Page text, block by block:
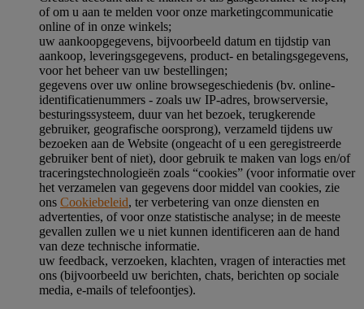
of om u aan te melden voor onze marketingcommunicatie
online of in onze winkels;
uw aankoopgegevens, bijvoorbeeld datum en tijdstip van
aankoop, leveringsgegevens, product- en betalingsgegevens,
voor het beheer van uw bestellingen;
gegevens over uw online browsegeschiedenis (bv. online-
identificatienummers - zoals uw IP-adres, browserversie,
besturingssysteem, duur van het bezoek, terugkerende
gebruiker, geografische oorsprong), verzameld tijdens uw
bezoeken aan de Website (ongeacht of u een geregistreerde
gebruiker bent of niet), door gebruik te maken van logs en/of
traceringstechnologieën zoals “cookies” (voor informatie over
het verzamelen van gegevens door middel van cookies, zie
ons Cookiebeleid, ter verbetering van onze diensten en
advertenties, of voor onze statistische analyse; in de meeste
gevallen zullen we u niet kunnen identificeren aan de hand
van deze technische informatie.
uw feedback, verzoeken, klachten, vragen of interacties met
ons (bijvoorbeeld uw berichten, chats, berichten op sociale
media, e-mails of telefoontjes).